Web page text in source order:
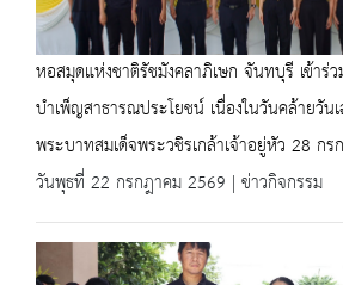
หอสมุดแห่งชาติรัชมังคลาภิเษก จันทบุรี เข้าร่
บำเพ็ญสาธารณประโยชน์ เนื่องในวันคล้ายวั
พระบาทสมเด็จพระวชิรเกล้าเจ้าอยู่หัว 28 ก
วันพุธที่ 22 กรกฎาคม 2569 | ข่าวกิจกรรม